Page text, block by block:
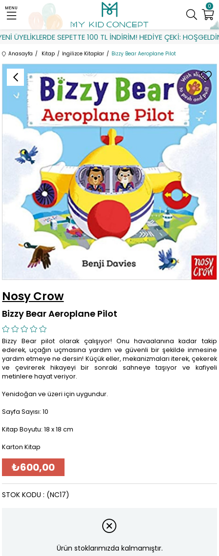
SEPETTE 100 TL İNDİRİM! HEDİYE ÇEKİ: HOŞGELDİN
0
MENU
Anasayfa Kitap İngilizce Kitaplar Bizzy Bear Aeroplane Pilot
Nosy Crow
Bizzy Bear Aeroplane Pilot
Bizzy Bear pilot olarak çalışıyor! Onu havaalanına kadar takip
ederek, uçağın uçmasına yardım ve güvenli bir şekilde inmesine
yardım etmeye ne dersin! Küçük eller, mekanizmaları iterek, çekerek
ve çevirerek hikayeyi bir sonraki sahneye taşıyor ve kafiyeli
metinlere hayat veriyor.
Yenidoğan ve üzeri için uygundur.
Sayfa Sayısı: 10
Kitap Boyutu: 18 x 18 cm
Karton Kitap
₺600,00
(NC17)
STOK KODU
Ürün stoklarımızda kalmamıştır.